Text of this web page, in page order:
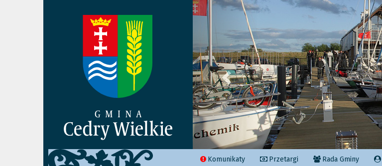
Poprzedni
Komunikaty Przetargi Rada Gminy